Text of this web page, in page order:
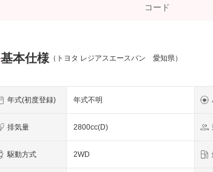
基本仕様 （トヨタ レジアスエースバン 愛知県）
年式(初度登録) 年式不明
排気量 2800cc(D)
駆動方式 2WD